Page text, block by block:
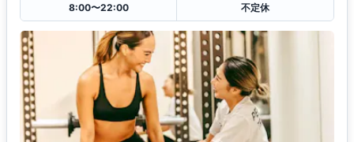
8:00〜22:00
不定休